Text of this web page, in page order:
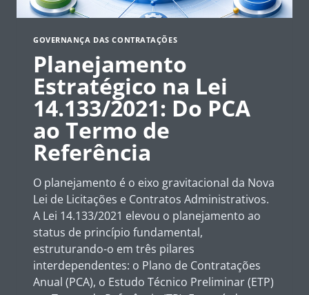
GOVERNANÇA DAS CONTRATAÇÕES
Planejamento
Estratégico na Lei
14.133/2021: Do PCA
ao Termo de
Referência
O planejamento é o eixo gravitacional da Nova
Lei de Licitações e Contratos Administrativos.
A Lei 14.133/2021 elevou o planejamento ao
status de princípio fundamental,
estruturando-o em três pilares
interdependentes: o Plano de Contratações
Anual (PCA), o Estudo Técnico Preliminar (ETP)